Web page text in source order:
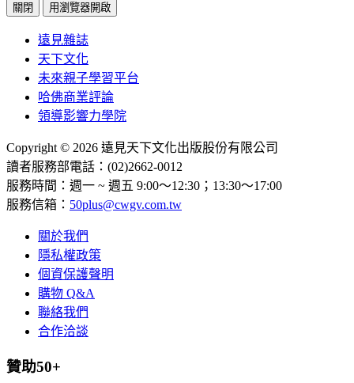
關閉 用瀏覽器開啟
遠見雜誌
天下文化
未來親子學習平台
哈佛商業評論
領導影響力學院
Copyright © 2026 遠見天下文化出版股份有限公司
讀者服務部電話：(02)2662-0012
服務時間：週一 ~ 週五 9:00～12:30；13:30～17:00
服務信箱： 50plus@cwgv.com.tw
關於我們
隱私權政策
個資保護聲明
購物 Q&A
聯絡我們
合作洽談
贊助50+